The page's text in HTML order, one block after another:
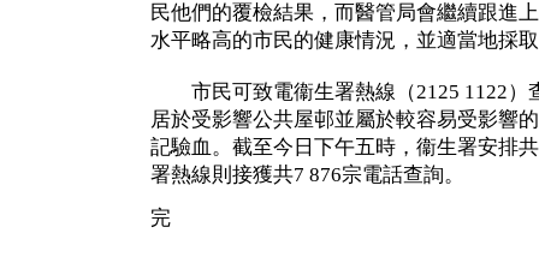
民他們的覆檢結果，而醫管局會繼續跟進
水平略高的市民的健康情況，並適當地採
市民可致電衞生署熱線（2125 1122）
居於受影響公共屋邨並屬於較容易受影響
記驗血。截至今日下午五時，衞生署安排
署熱線則接獲共7 876宗電話查詢。
完